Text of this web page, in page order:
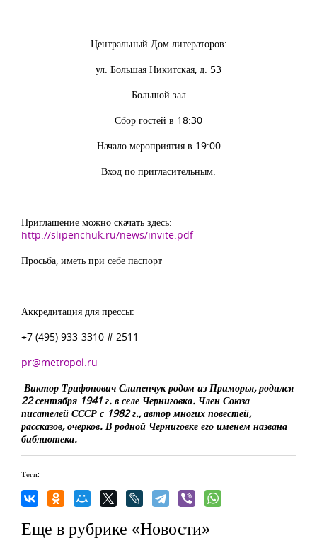
Центральный Дом литераторов:
ул. Большая Никитская, д. 53
Большой зал
Сбор гостей в 18:30
Начало мероприятия в 19:00
Вход по пригласительным.
Приглашение можно скачать здесь:
http://slipenchuk.ru/news/invite.pdf
Просьба, иметь при себе паспорт
Аккредитация для прессы:
+7 (495) 933-3310 # 2511
pr@metropol.ru
Виктор Трифонович Слипенчук родом из Приморья, родился
22 сентября 1941 г. в селе Черниговка. Член Союза
писателей СССР с 1982 г., автор многих повестей,
рассказов, очерков. В родной Черниговке его именем названа
библиотека.
Теги:
Еще в рубрике «Новости»